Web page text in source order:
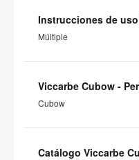
Múltiple
Cubow